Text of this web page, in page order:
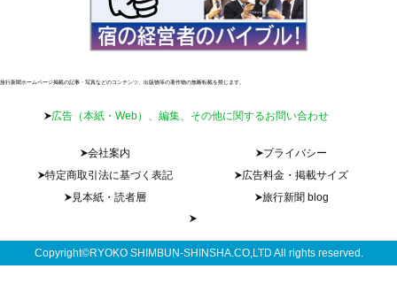
旅行新聞ホームページ掲載の記事・写真などのコンテンツ、出版物等の著作物の無断転載を禁じます。
広告（本紙・Web）、編集、その他に関するお問い合わせ
会社案内
プライバシー
特定商取引法に基づく表記
広告料金・掲載サイズ
見本紙・読者層
旅行新聞 blog
Copyright©RYOKO SHIMBUN-SHINSHA.CO,LTD All rights reserved.